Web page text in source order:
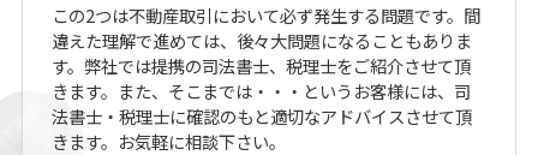
この2つは不動産取引において必ず発生する問題です。間
違えた理解で進めては、後々大問題になることもありま
す。弊社では提携の司法書士、税理士をご紹介させて頂
きます。また、そこまでは・・・というお客様には、司
法書士・税理士に確認のもと適切なアドバイスさせて頂
きます。お気軽に相談下さい。